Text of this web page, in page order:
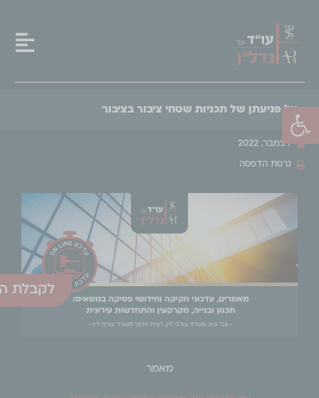
פתח סרגל נגישות
על פגיעתן של תכניות שטחי ציבור בציבור
דצמבר, 2022
גרסת הדפסה
מאמר
לקבלת